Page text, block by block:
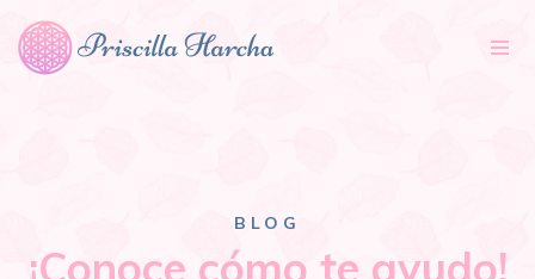
BLOG
¡Conoce cómo te ayudo!